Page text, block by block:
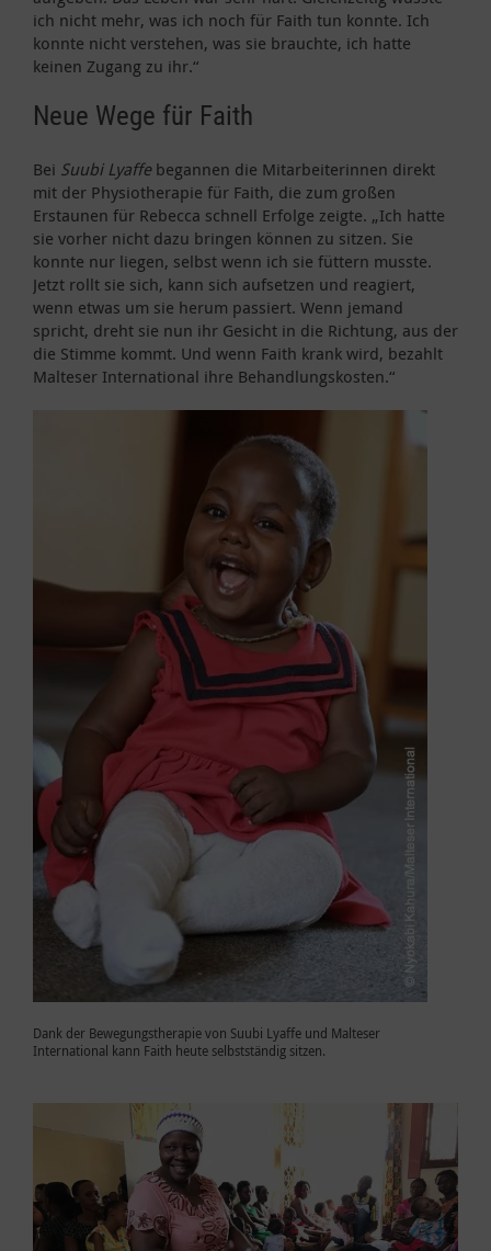
ich nicht mehr, was ich noch für Faith tun konnte. Ich
konnte nicht verstehen, was sie brauchte, ich hatte
keinen Zugang zu ihr.“
Neue Wege für Faith
Bei Suubi Lyaffebegannen die Mitarbeiterinnen direkt
mit der Physiotherapie für Faith, die zum großen
Erstaunen für Rebecca schnell Erfolge zeigte. „Ich hatte
sie vorher nicht dazu bringen können zu sitzen. Sie
konnte nur liegen, selbst wenn ich sie füttern musste.
Jetzt rollt sie sich, kann sich aufsetzen und reagiert,
wenn etwas um sie herum passiert. Wenn jemand
spricht, dreht sie nun ihr Gesicht in die Richtung, aus der
die Stimme kommt. Und wenn Faith krank wird, bezahlt
Malteser International ihre Behandlungskosten.“
Dank der Bewegungstherapie von Suubi Lyaffe und Malteser
International kann Faith heute selbstständig sitzen.